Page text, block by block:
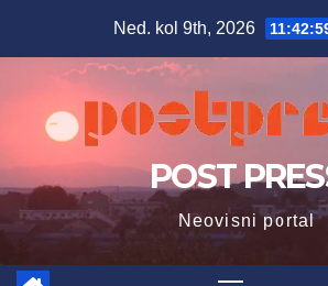
Ned. kol 9th, 2026
POST
Neovisni portal